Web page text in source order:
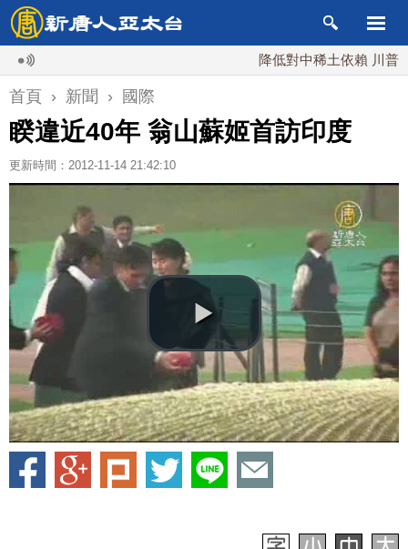
降低對中稀土依賴 川普宣布礦
首頁 › 新聞 › 國際
睽違近40年 翁山蘇姬首訪印度
更新時間：2012-11-14 21:42:10